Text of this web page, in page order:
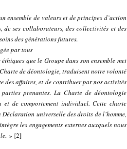
ensemble de valeurs et de principes d’action
de ses collaborateurs, des collectivités et des
des générations futures.
par tous
que le Groupe dans son ensemble met
de déontologie, traduisent notre volonté
des affaires, et de contribuer par nos activités
prenantes. La Charte de déontologie
de comportement individuel. Cette charte
universelle des droits de l’homme,
les engagements externes auxquels nous
» [2]